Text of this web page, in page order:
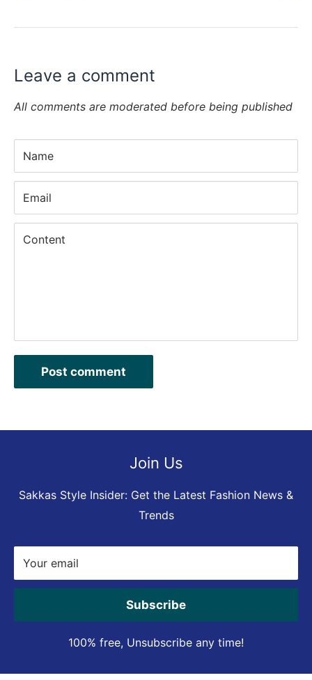
Leave a comment
All comments are moderated before being published
Name
Email
Content
Post comment
Join Us
Sakkas Style Insider: Get the Latest Fashion News &
Trends
Your email
Subscribe
100% free, Unsubscribe any time!